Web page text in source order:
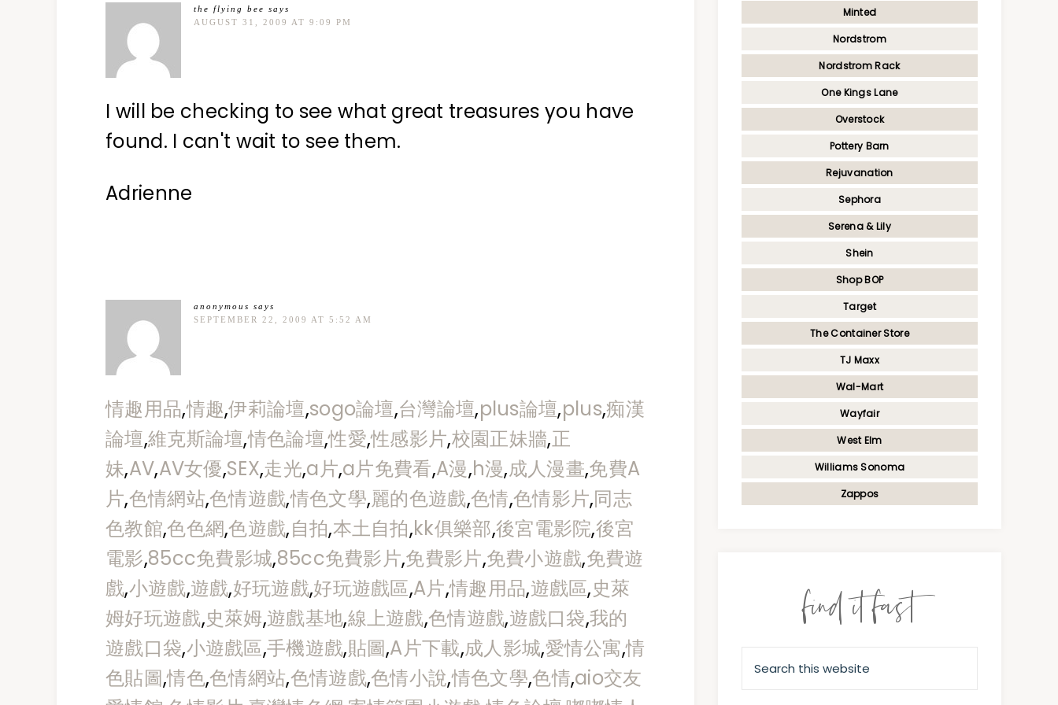
the flying bee says
AUGUST 31, 2009 AT 9:09 PM
I will be checking to see what great treasures you have
found. I can't wait to see them.
Adrienne
anonymous says
SEPTEMBER 22, 2009 AT 5:52 AM
情趣用品,情趣,伊莉論壇,sogo論壇,台灣論壇,plus論壇,plus,痴漢
論壇,維克斯論壇,情色論壇,性愛,性感影片,校園正妹牆,正
妹,AV,AV女優,SEX,走光,a片,a片免費看,A漫,h漫,成人漫畫,免費A
片,色情網站,色情遊戲,情色文學,麗的色遊戲,色情,色情影片,同志
色教館,色色網,色遊戲,自拍,本土自拍,kk俱樂部,後宮電影院,後宮
電影,85cc免費影城,85cc免費影片,免費影片,免費小遊戲,免費遊
戲,小遊戲,遊戲,好玩遊戲,好玩遊戲區,A片,情趣用品,遊戲區,史萊
姆好玩遊戲,史萊姆,遊戲基地,線上遊戲,色情遊戲,遊戲口袋,我的
遊戲口袋,小遊戲區,手機遊戲,貼圖,A片下載,成人影城,愛情公寓,情
色貼圖,情色,色情網站,色情遊戲,色情小說,情色文學,色情,aio交友
Minted
Nordstrom
Nordstrom Rack
One Kings Lane
Overstock
Pottery Barn
Rejuvanation
Sephora
Serena & Lily
Shein
Shop BOP
Target
The Container Store
TJ Maxx
Wal-Mart
Wayfair
West Elm
Williams Sonoma
Zappos
find it fast